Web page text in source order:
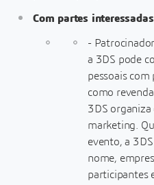
Com partes
-
a 3DS pode
pessoais
como
3DS
marketing.
evento, a
nome,
participantes